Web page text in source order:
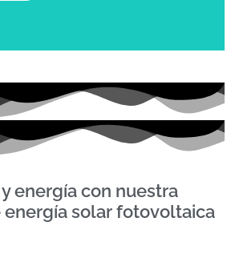
energía con nuestra
energía solar fotovoltaica